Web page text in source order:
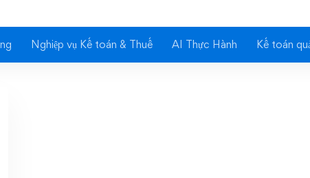
Nghiệp vụ Kế toán & Thuế AI Thực Hành Kế toán